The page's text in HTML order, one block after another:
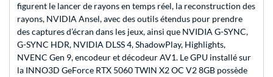
figurent le lancer de rayons en temps réel, la reconstruction des
rayons, NVIDIA Ansel, avec des outils étendus pour prendre
des captures d’écran dans les jeux, ainsi que NVIDIA G-SYNC,
G-SYNC HDR, NVIDIA DLSS 4, ShadowPlay, Highlights,
NVENC Gen 9, encodeur et décodeur AV1. Le GPU installé sur
la INNO3D GeForce RTX 5060 TWIN X2 OC V2 8GB possède